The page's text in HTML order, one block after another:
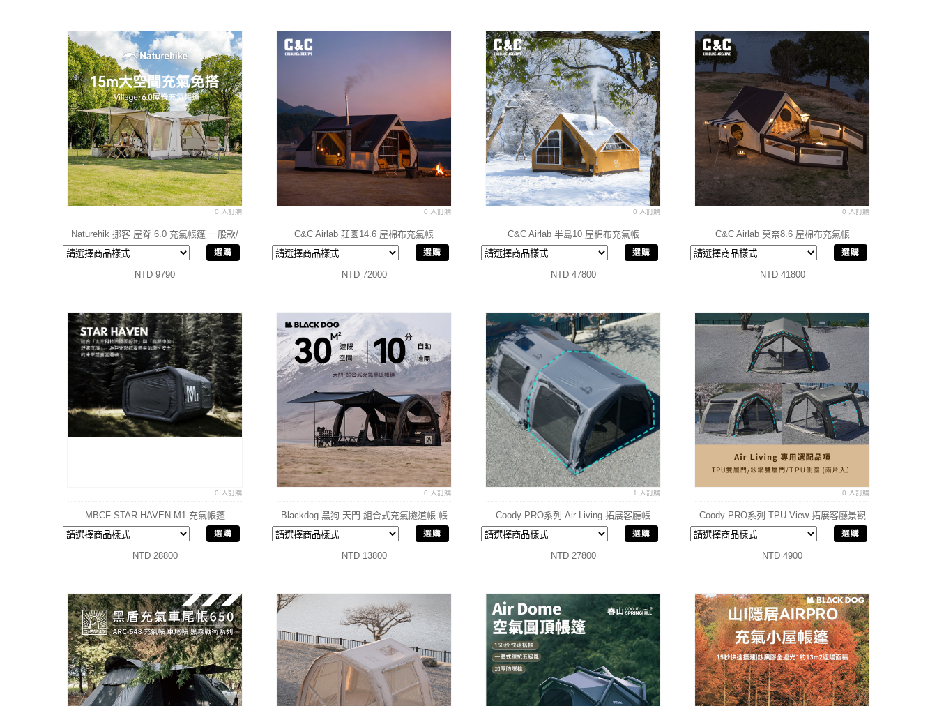
0 人訂購
Naturehik 挪客 屋脊 6.0 充氣帳篷 一般款/
旗艦款 車尾帳
選購
NTD 9790
0 人訂購
C&C Airlab 莊園14.6 屋棉布充氣帳
選購
NTD 72000
0 人訂購
C&C Airlab 半島10 屋棉布充氣帳
選購
NTD 47800
0 人訂購
C&C Airlab 莫奈8.6 屋棉布充氣帳
選購
NTD 41800
0 人訂購
MBCF-STAR HAVEN M1 充氣帳篷
選購
NTD 28800
0 人訂購
Blackdog 黑狗 天門-組合式充氣隧道帳 帳
篷 充氣帳
選購
NTD 13800
1 人訂購
Coody-PRO系列 Air Living 拓展客廳帳
選購
NTD 27800
0 人訂購
Coody-PRO系列 TPU View 拓展客廳景觀
窗
選購
NTD 4900